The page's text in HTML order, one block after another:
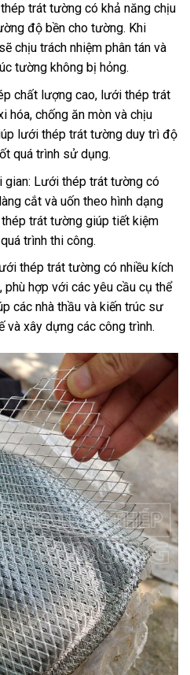
trát tường có khả năng chịu
độ bền cho tường. Khi
chịu trách nhiệm phân tán và
tường không bị hỏng.
chất lượng cao, lưới thép trát
hóa, chống ăn mòn và chịu
lưới thép trát tường duy trì độ
quá trình sử dụng.
gian: Lưới thép trát tường có
cắt và uốn theo hình dạng
trát tường giúp tiết kiệm
trình thi công.
thép trát tường có nhiều kích
phù hợp với các yêu cầu cụ thể
các nhà thầu và kiến trúc sư
xây dựng các công trình.